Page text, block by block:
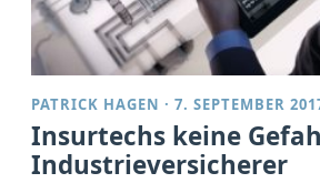
PATRICK HAGEN ·7. SEPTEMBER
Insurtechs keine
Industrieversicherer